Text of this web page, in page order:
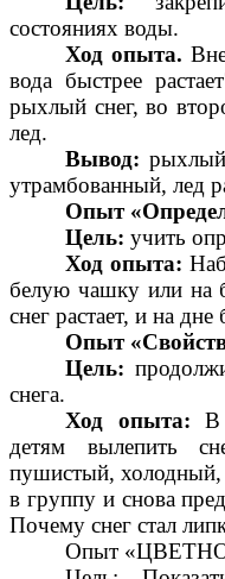
состояниях воды.
Ход опыта.
вода быстрее
рыхлый снег, во
лед.
Вывод: рыхлый
утрамбованный, лед
Опыт
Цель: учить
Ход опыта:
белую чашку или на
снег растает, и на
Опыт
Цель:
снега.
Ход опыта: В
детям вылепить
пушистый, холодный,
в группу и снова
Почему снег стал
Опыт